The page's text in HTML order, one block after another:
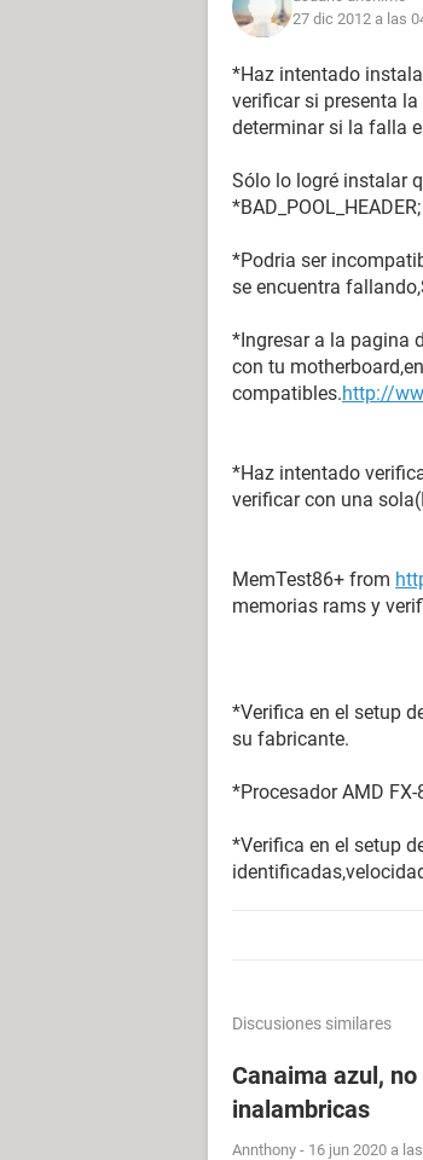
27 dic 2012 a las
*Haz intentado
verificar si presenta
determinar si la falla
Sólo lo logré instalar
*Podria ser
se encuentra
*Ingresar a la pagina
con tu
compatibles.http://
*Haz intentado
verificar con una
MemTest86+ from
memorias rams y
*Verifica en el setup
su fabricante.
*Procesador AMD FX-
*Verifica en el setup
Discusiones similares
Canaima azul,
inalambricas
Annthony - 16 jun 2020 a